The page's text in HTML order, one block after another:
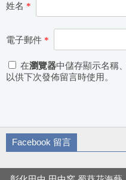
姓名 *
電子郵件 *
在瀏覽器中儲存顯示名稱
以供下次發佈留言時使用。
Facebook 留言